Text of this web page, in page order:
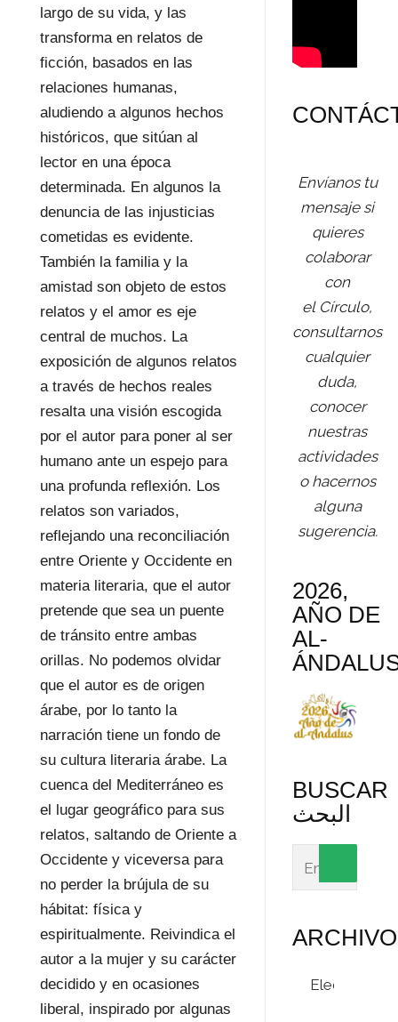
largo de su vida, y las
transforma en relatos de
ficción, basados en las
relaciones humanas,
aludiendo a algunos hechos
históricos, que sitúan al
lector en una época
determinada. En algunos la
denuncia de las injusticias
cometidas es evidente.
También la familia y la
amistad son objeto de estos
relatos y el amor es eje
central de muchos. La
exposición de algunos relatos
a través de hechos reales
resalta una visión escogida
por el autor para poner al ser
humano ante un espejo para
una profunda reflexión. Los
relatos son variados,
reflejando una reconciliación
entre Oriente y Occidente en
materia literaria, que el autor
pretende que sea un puente
de tránsito entre ambas
orillas. No podemos olvidar
que el autor es de origen
árabe, por lo tanto la
narración tiene un fondo de
su cultura literaria árabe. La
cuenca del Mediterráneo es
el lugar geográfico para sus
relatos, saltando de Oriente a
Occidente y viceversa para
no perder la brújula de su
hábitat: física y
espiritualmente. Reivindica el
autor a la mujer y su carácter
decidido y en ocasiones
liberal, inspirado por algunas
Envíanos tu
mensaje si
quieres
colaborar
con
el Círculo,
consultarnos
cualquier
duda,
conocer
nuestras
actividades
o hacernos
alguna
sugerencia.
2026,
AÑO DE
AL-
BUSCAR
البحث